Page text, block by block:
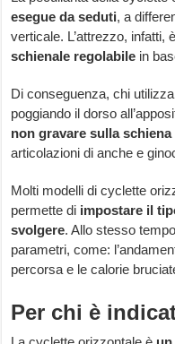
esegue da seduti, a
verticale. L’attrezzo, infatti,
schienale regolabile in
Di conseguenza, chi
poggiando il dorso
non gravare sulla
articolazioni di anche e
Molti modelli di cyclette
permette di impostare il
svolgere. Allo stesso
parametri, come:
percorsa e le calorie
Per chi è